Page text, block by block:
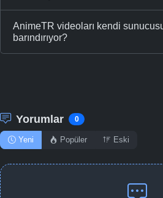
AnimeTR videoları kendi
barındırıyor?
Yorumlar 0
Yeni Popüler Eski